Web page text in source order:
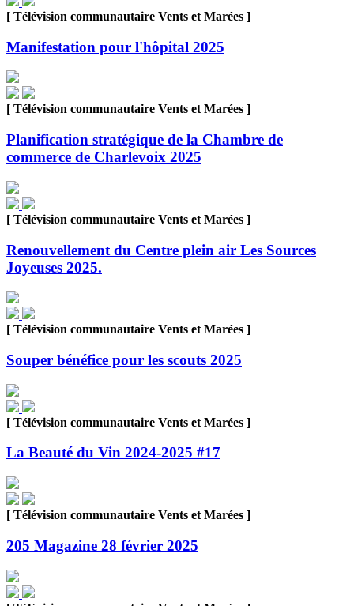
[ Télévision communautaire Vents et Marées ]
Manifestation pour l'hôpital 2025
[ Télévision communautaire Vents et Marées ]
Planification stratégique de la Chambre de
commerce de Charlevoix 2025
[ Télévision communautaire Vents et Marées ]
Renouvellement du Centre plein air Les Sources
Joyeuses 2025.
[ Télévision communautaire Vents et Marées ]
Souper bénéfice pour les scouts 2025
[ Télévision communautaire Vents et Marées ]
La Beauté du Vin 2024-2025 #17
[ Télévision communautaire Vents et Marées ]
205 Magazine 28 février 2025